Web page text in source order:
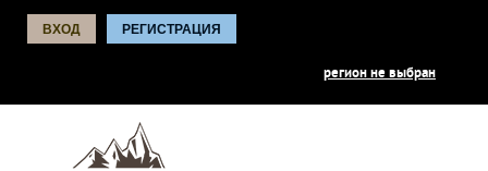
ВХОД РЕГИСТРАЦИЯ
регион не выбран